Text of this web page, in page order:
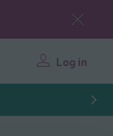
Log in